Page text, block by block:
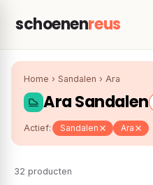
schoenenreus
Home › Sandalen › Ara
Ara Sandalen
Actief: Sandalen Ara
32 producten